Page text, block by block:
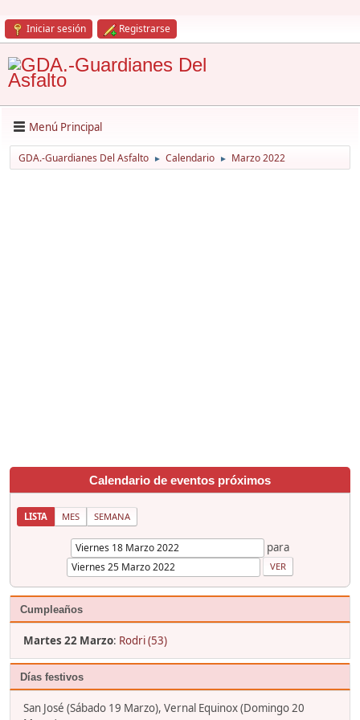
Iniciar sesión Registrarse
Menú Principal
GDA.-Guardianes Del Asfalto ► Calendario ► Marzo 2022
Calendario de eventos próximos
LISTA MES SEMANA
para
Cumpleaños
Martes 22 Marzo: Rodri (53)
Días festivos
San José (Sábado 19 Marzo), Vernal Equinox (Domingo 20